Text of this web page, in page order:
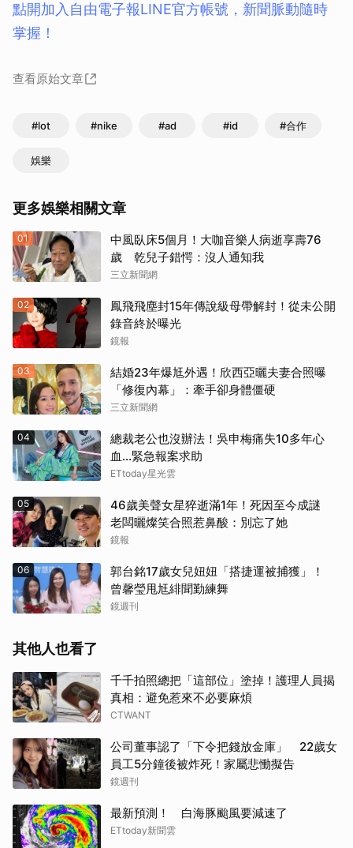
點開加入自由電子報LINE官方帳號，新聞脈動隨時
掌握！
查看原始文章
#lot #nike #ad #id #合作
娛樂
更多娛樂相關文章
01
中風臥床5個月！大咖音樂人病逝享壽76
歲 乾兒子錯愕：沒人通知我
三立新聞網
02
鳳飛飛塵封15年傳說級母帶解封！從未公開
錄音終於曝光
鏡報
03
結婚23年爆尪外遇！欣西亞曬夫妻合照曝
「修復內幕」：牽手卻身體僵硬
三立新聞網
04
總裁老公也沒辦法！吳申梅痛失10多年心
血...緊急報案求助
ETtoday星光雲
05
46歲美聲女星猝逝滿1年！死因至今成謎
老闆曬燦笑合照惹鼻酸：別忘了她
鏡報
06
郭台銘17歲女兒妞妞「搭捷運被捕獲」！
曾馨瑩甩尪緋聞勤練舞
鏡週刊
其他人也看了
千千拍照總把「這部位」塗掉！護理人員揭
真相：避免惹來不必要麻煩
CTWANT
公司董事認了「下令把錢放金庫」 22歲女
員工5分鐘後被炸死！家屬悲慟擬告
鏡週刊
最新預測！ 白海豚颱風要減速了
ETtoday新聞雲